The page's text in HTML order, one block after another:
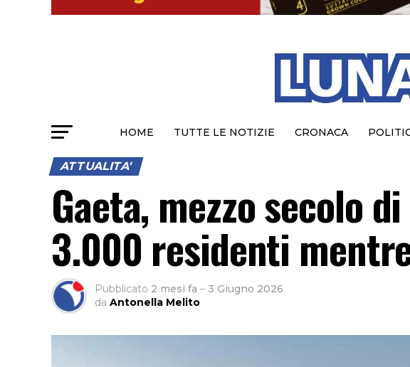
HOME TUTTE LE NOTIZIE CRONACA
ATTUALITA'
Gaeta, mezzo secolo
3.000 residenti
Pubblicato 2 mesi fa – 3 Giugno 2026
da Antonella Melito